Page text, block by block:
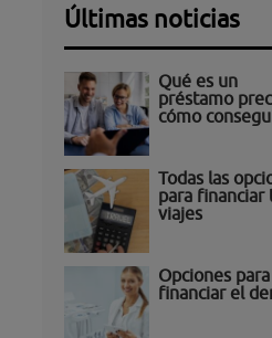
Últimas noticias
Qué es un
préstamo
cómo
Todas las
para financiar
viajes
Opciones para
financiar el